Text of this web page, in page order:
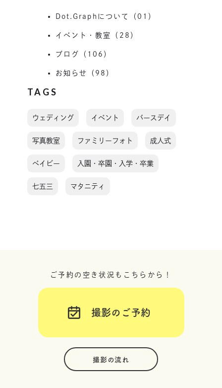
Dot.Graphについて（01）
イベント・教室（28）
ブログ（106）
お知らせ（98）
TAGS
ウェディング イベント バースデイ
写真教室 ファミリーフォト 成人式
ベイビー 入園・卒園・入学・卒業
七五三 マタニティ
ご予約の空き状況もこちらから！
撮影のご予約
撮影の流れ